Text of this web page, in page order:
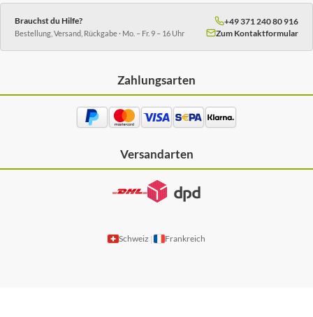
Brauchst du Hilfe?
Bestellung, Versand, Rückgabe · Mo. – Fr. 9 – 16 Uhr
+49 371 240 80 916
Zum Kontaktformular
Zahlungsarten
Versandarten
Schweiz | Frankreich